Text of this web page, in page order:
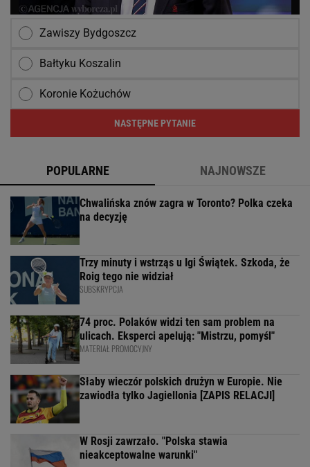
Zawiszy Bydgoszcz
Bałtyku Koszalin
Koronie Kożuchów
NASTĘPNE PYTANIE
POPULARNE NAJNOWSZE
Chwalińska znów zagra w Toronto? Polka czeka
na decyzję
Trzy minuty i wstrząs u Igi Świątek. Szkoda, że
Roig tego nie widział
SUBSKRYPCJA
74 proc. Polaków widzi ten sam problem na
ulicach. Eksperci apelują: "Mistrzu, pomyśl"
MATERIAŁ PROMOCYJNY
Słaby wieczór polskich drużyn w Europie. Nie
zawiodła tylko Jagiellonia [ZAPIS RELACJI]
W Rosji zawrzało. "Polska stawia
nieakceptowalne warunki"